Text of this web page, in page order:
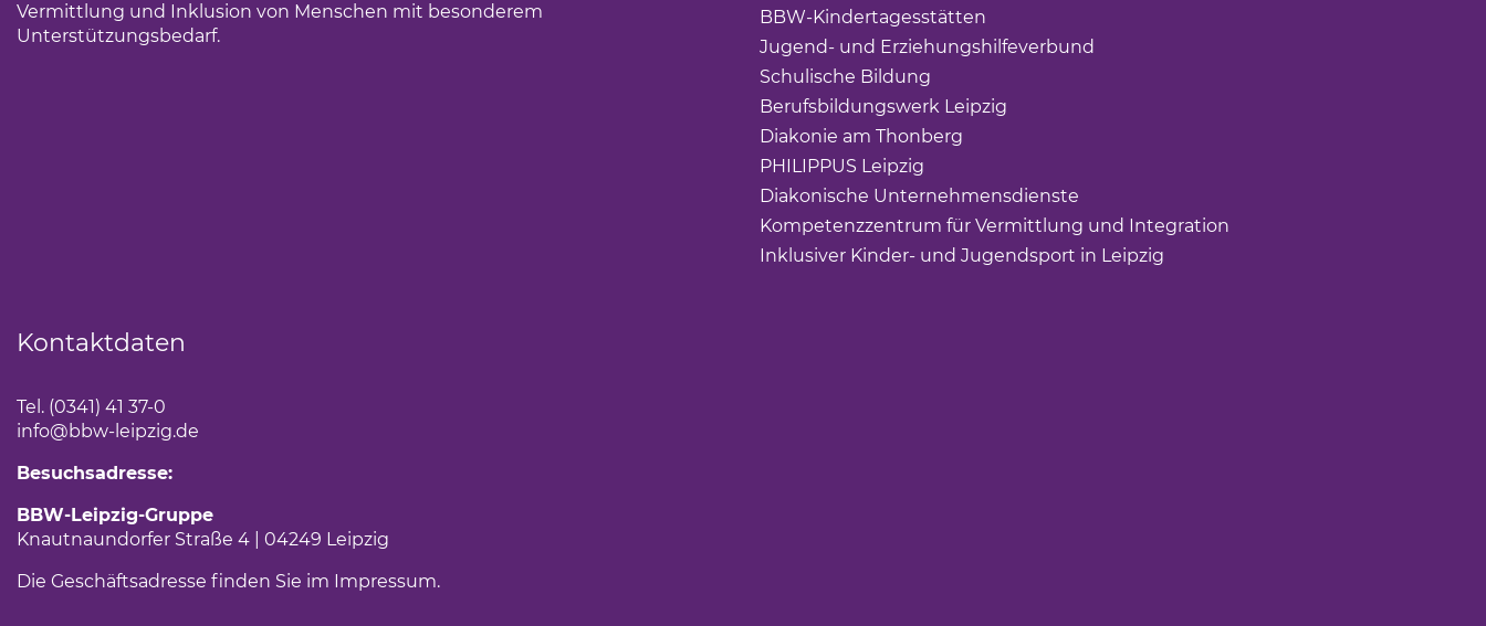
Vermittlung und Inklusion von Menschen mit besonderem
Unterstützungsbedarf.
BBW-Kindertagesstätten
Jugend- und Erziehungshilfeverbund
Schulische Bildung
Berufsbildungswerk Leipzig
Diakonie am Thonberg
PHILIPPUS Leipzig
Diakonische Unternehmensdienste
Kompetenzzentrum für Vermittlung und Integration
Inklusiver Kinder- und Jugendsport in Leipzig
Kontaktdaten
Tel. (0341) 41 37-0
info@bbw-leipzig.de
Besuchsadresse:
BBW-Leipzig-Gruppe
Knautnaundorfer Straße 4 | 04249 Leipzig
Die Geschäftsadresse finden Sie im Impressum.